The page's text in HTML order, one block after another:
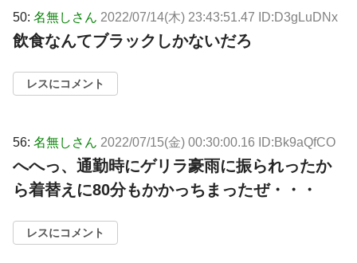
50: 名無しさん 2022/07/14(木) 23:43:51.47 ID:D3gLuDNx
飲食なんてブラックしかないだろ
レスにコメント
56: 名無しさん 2022/07/15(金) 00:30:00.16 ID:Bk9aQfCO
へへっ、通勤時にゲリラ豪雨に振られったか
ら着替えに80分もかかっちまったぜ・・・
レスにコメント